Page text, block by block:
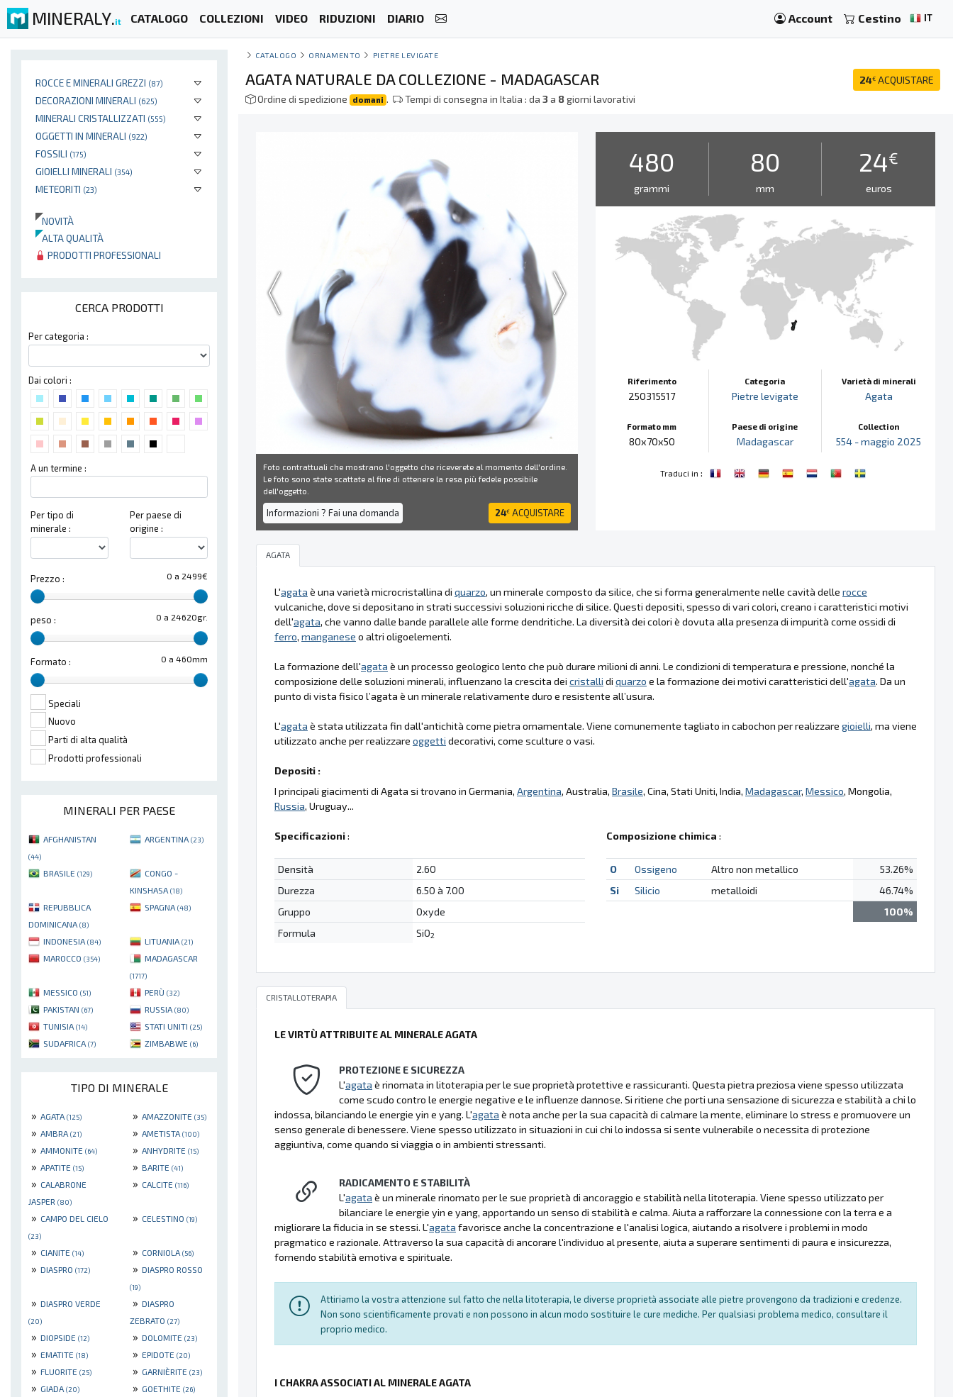
MINERALY.it CATALOGO COLLEZIONI VIDEO RIDUZIONI DIARIO Account Cestino IT
ROCCE E MINERALI GREZZI (87)
DECORAZIONI MINERALI (625)
MINERALI CRISTALLIZZATI (555)
OGGETTI IN MINERALI (922)
FOSSILI (175)
GIOIELLI MINERALI (354)
METEORITI (23)
NOVITÀ
ALTA QUALITÀ
PRODOTTI PROFESSIONALI
CERCA PRODOTTI
Per categoria :
Dai colori :
A un termine :
Per tipo di
minerale :
Per paese di
origine :
0 a 2499€
Prezzo :
0 a 24620gr.
peso :
0 a 460mm
Formato :
Speciali
Nuovo
Parti di alta qualità
Prodotti professionali
MINERALI PER PAESE
AFGHANISTAN
(44)
ARGENTINA (23)
BRASILE (129)
CONGO -
KINSHASA (18)
REPUBBLICA
DOMINICANA (8)
SPAGNA (48)
INDONESIA (84) LITUANIA (21)
MAROCCO (354) MADAGASCAR
(1717)
MESSICO (51) PERÙ (32)
PAKISTAN (67) RUSSIA (80)
TUNISIA (14) STATI UNITI (25)
SUDAFRICA (7) ZIMBABWE (6)
TIPO DI MINERALE
» AGATA (125) » AMAZZONITE (35)
» AMBRA (21) » AMETISTA (100)
» AMMONITE (64) » ANHYDRITE (15)
» APATITE (15) » BARITE (41)
» CALABRONE
JASPER (80)
» CALCITE (116)
» CAMPO DEL CIELO
(23)
» CELESTINO (19)
» CIANITE (14) » CORNIOLA (56)
» DIASPRO (172) » DIASPRO ROSSO
(19)
» DIASPRO VERDE
(20)
» DIASPRO
ZEBRATO (27)
» DIOPSIDE (12) » DOLOMITE (23)
» EMATITE (18) » EPIDOTE (20)
» FLUORITE (25) » GARNIÈRITE (23)
» GIADA (20) » GOETHITE (26)
CATALOGO ORNAMENTO PIETRE LEVIGATE
24€ ACQUISTARE
AGATA NATURALE DA COLLEZIONE - MADAGASCAR
Ordine di spedizione domani . Tempi di consegna in Italia : da3a 8giorni lavorativi
Foto contrattuali che mostrano l'oggetto che riceverete al momento dell'ordine.
Le foto sono state scattate al fine di ottenere la resa più fedele possibile
dell'oggetto.
Informazioni ? Fai una domanda 24€ ACQUISTARE
480
grammi
80
mm
24€
euros
Riferimento
250315517
Formato mm
80x70x50
Categoria
Pietre levigate
Paese di origine
Madagascar
Varietà di minerali
Agata
Collection
554 - maggio 2025
Traduci in :
AGATA
L'agata è una varietà microcristallina di quarzo, un minerale composto da silice, che si forma generalmente nelle cavità delle rocce
vulcaniche, dove si depositano in strati successivi soluzioni ricche di silice. Questi depositi, spesso di vari colori, creano i caratteristici motivi
dell'agata, che vanno dalle bande parallele alle forme dendritiche. La diversità dei colori è dovuta alla presenza di impurità come ossidi di
ferro, manganese o altri oligoelementi.
La formazione dell'agata è un processo geologico lento che può durare milioni di anni. Le condizioni di temperatura e pressione, nonché la
composizione delle soluzioni minerali, influenzano la crescita dei cristalli di quarzo e la formazione dei motivi caratteristici dell'agata. Da un
punto di vista fisico l’agata è un minerale relativamente duro e resistente all’usura.
L'agata è stata utilizzata fin dall'antichità come pietra ornamentale. Viene comunemente tagliato in cabochon per realizzare gioielli, ma viene
utilizzato anche per realizzare oggetti decorativi, come sculture o vasi.
Depositi :
I principali giacimenti di Agata si trovano in Germania, Argentina, Australia, Brasile, Cina, Stati Uniti, India, Madagascar, Messico, Mongolia,
Russia, Uruguay...
Specificazioni:
Densità
2.60
Durezza
6.50 à 7.00
Gruppo
Oxyde
Formula
SiO2
Composizione chimica :
O Ossigeno Altro non metallico
53.26%
Si
Silicio metalloidi
46.74%
100%
CRISTALLOTERAPIA
LE VIRTÙ ATTRIBUITE AL MINERALE AGATA
PROTEZIONE E SICUREZZA
L'agata è rinomata in litoterapia per le sue proprietà protettive e rassicuranti. Questa pietra preziosa viene spesso utilizzata
come scudo contro le energie negative e le influenze dannose. Si ritiene che porti una sensazione di sicurezza e stabilità a chi lo
indossa, bilanciando le energie yin e yang. L'agata è nota anche per la sua capacità di calmare la mente, eliminare lo stress e promuovere un
senso generale di benessere. Viene spesso utilizzato in situazioni in cui chi lo indossa si sente vulnerabile o necessita di protezione
aggiuntiva, come quando si viaggia o in ambienti stressanti.
RADICAMENTO E STABILITÀ
L'agata è un minerale rinomato per le sue proprietà di ancoraggio e stabilità nella litoterapia. Viene spesso utilizzato per
bilanciare le energie yin e yang, apportando un senso di stabilità e calma. Aiuta a rafforzare la connessione con la terra e a
migliorare la fiducia in se stessi. L'agata favorisce anche la concentrazione e l'analisi logica, aiutando a risolvere i problemi in modo
pragmatico e razionale. Attraverso la sua capacità di ancorare l'individuo al presente, aiuta a superare sentimenti di paura e insicurezza,
fornendo stabilità emotiva e spirituale.
Attiriamo la vostra attenzione sul fatto che nella litoterapia, le diverse proprietà associate alle pietre provengono da tradizioni e credenze.
Non sono scientificamente provati e non possono in alcun modo sostituire le cure mediche. Per qualsiasi problema medico, consultare il
proprio medico.
I CHAKRA ASSOCIATI AL MINERALE AGATA